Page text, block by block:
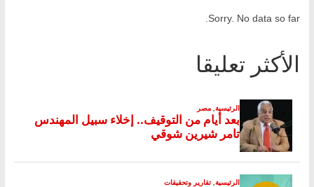
Sorry. No data so far.
الأكثر تعليقا